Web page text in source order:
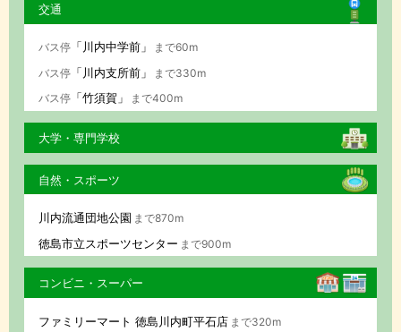
交通
バス停「川内中学前」
まで60m
バス停「川内支所前」
まで330m
バス停「竹須賀」 まで400m
大学・専門学校
自然・スポーツ
川内流通団地公園 まで870m
徳島市立スポーツセンター まで900m
コンビニ・スーパー
ファミリーマート 徳島川内町平石店 まで320m